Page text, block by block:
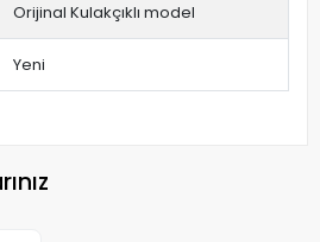
Orijinal Kulakçıklı model
Yeni